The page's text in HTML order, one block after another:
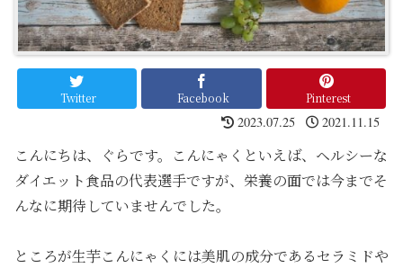
Twitter Facebook Pinterest
2023.07.25 2021.11.15
こんにちは、ぐらです。こんにゃくといえば、ヘルシーな
ダイエット食品の代表選手ですが、栄養の面では今までそ
んなに期待していませんでした。
ところが生芋こんにゃくには美肌の成分であるセラミドや